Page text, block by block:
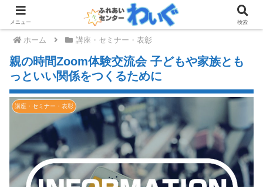
ホーム 講座・セミナー・表彰
親の時間Zoom体験交流会 子どもや家族とも
っといい関係をつくるために
講座・セミナー・表彰
メニュー 検索